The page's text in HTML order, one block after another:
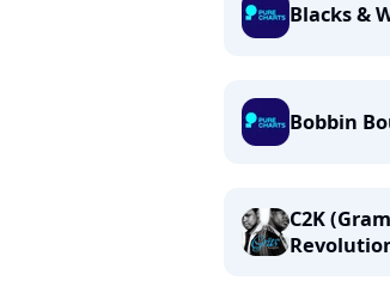
Blacks &
Bobbin
C2K